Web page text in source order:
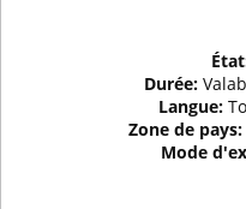
Durée:
Langue:
Zone de pays:
Mode